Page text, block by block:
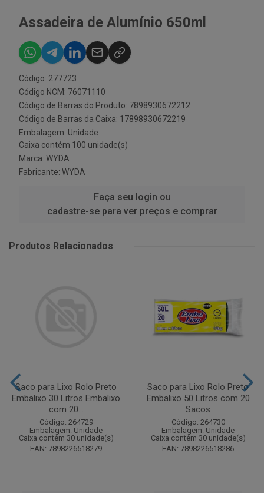
Assadeira de Alumínio 650ml
Código: 277723
Código NCM: 76071110
Código de Barras do Produto: 7898930672212
Código de Barras da Caixa: 17898930672219
Embalagem: Unidade
Caixa contém 100 unidade(s)
Marca: WYDA
Fabricante: WYDA
Faça seu login ou
cadastre-se para ver preços e comprar
Produtos Relacionados
Saco para Lixo Rolo Preto
Embalixo 30 Litros Embalixo
com 20...
Código: 264729
Embalagem: Unidade
Caixa contém 30 unidade(s)
EAN: 7898226518279
Saco para Lixo Rolo Preto
Embalixo 50 Litros com 20
Sacos
Código: 264730
Embalagem: Unidade
Caixa contém 30 unidade(s)
EAN: 7898226518286